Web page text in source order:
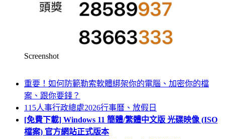
Screenshot
重要！如何防範勒索軟體綁架你的電腦、加密你的檔
案、跟你要錢？
115人事行政總處2026行事曆、放假日
[免費下載] Windows 11 簡體/繁體中文版 光碟映像 (ISO
檔案) 官方網站正式版本